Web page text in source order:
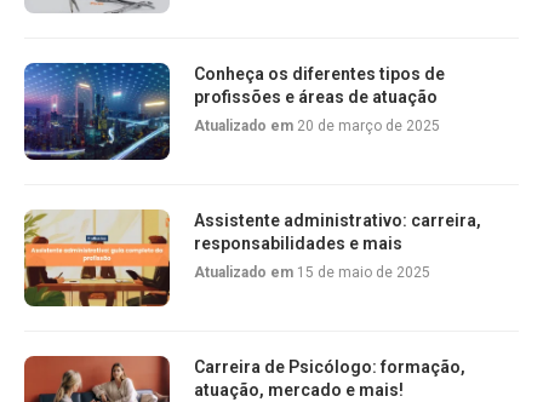
Conheça os diferentes tipos de
profissões e áreas de atuação
Atualizado em 20 de março de 2025
Assistente administrativo: carreira,
responsabilidades e mais
Atualizado em 15 de maio de 2025
Carreira de Psicólogo: formação,
atuação, mercado e mais!